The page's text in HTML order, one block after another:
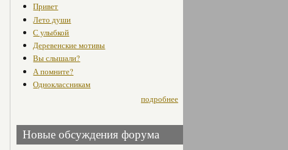
Привет
Лето души
С улыбкой
Деревенские мотивы
Вы слышали?
А помните?
Одноклассникам
подробнее
Новые обсуждения форума